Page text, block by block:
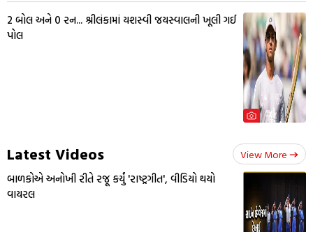
2 બોલ અને 0 રન... શ્રીલંકામાં યશસ્વી જયસ્વાલની ખૂલી ગઈ
પોલ
Latest Videos View More
બાળકોએ અનોખી રીતે રજૂ કર્યું 'રાષ્ટ્રગીત', વીડિયો થયો
વાયરલ